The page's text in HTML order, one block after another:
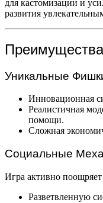
для кастомизации и
развития
Уникальные
Инновационная
Реалистичная
помощи.
Сложная
Социальные
Игра активно поощряет
Разветвленную